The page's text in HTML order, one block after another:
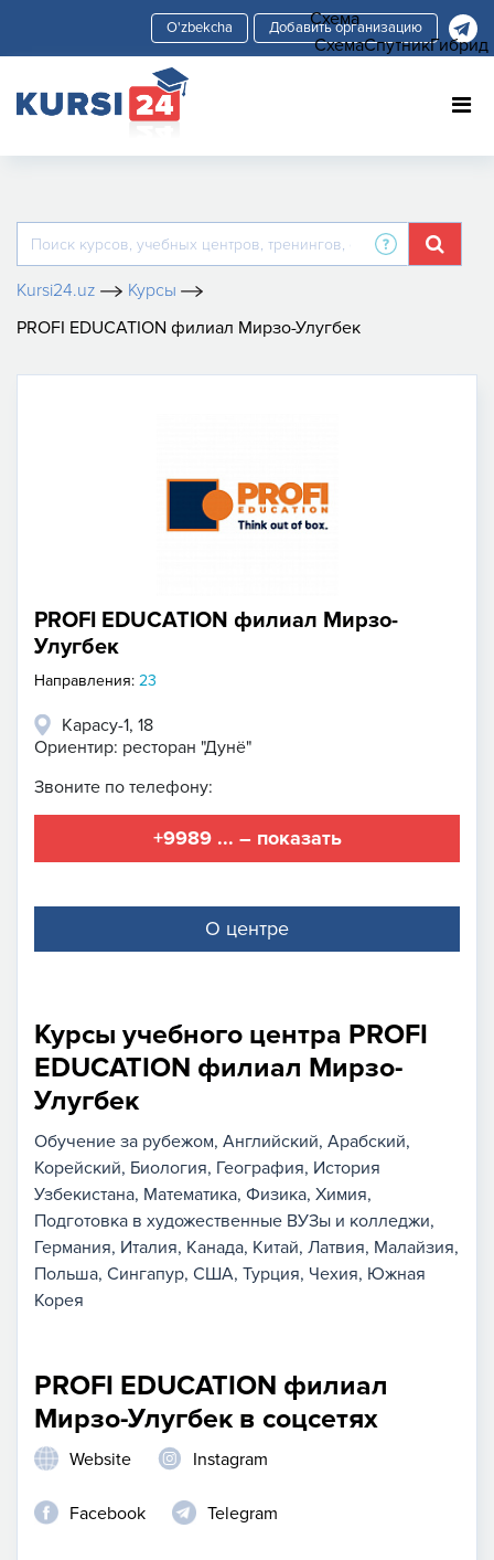
Добавить организацию
Kursi24.uz
Курсы
PROFI EDUCATION филиал Мирзо-Улугбек
PROFI EDUCATION филиал Мирзо-
Улугбек
Направления: 23
Карасу-1, 18
Ориентир: ресторан "Дунё"
Звоните по телефону:
+9989 ... – показать
О центре
Курсы учебного центра PROFI
EDUCATION филиал Мирзо-
Улугбек
Обучение за рубежом Английский Арабский
Корейский Биология География История
Узбекистана Математика Физика Химия
Подготовка в художественные ВУЗы и колледжи
Германия Италия Канада Китай Латвия Малайзия
Польша Сингапур США Турция Чехия Южная
Корея
PROFI EDUCATION филиал
Мирзо-Улугбек в соцсетях
Website Instagram
Facebook Telegram
Схема
СхемаСпутникГибрид